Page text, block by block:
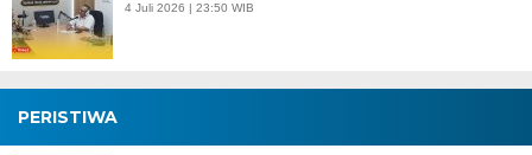
4 Juli 2026 | 23:50 WIB
PERISTIWA